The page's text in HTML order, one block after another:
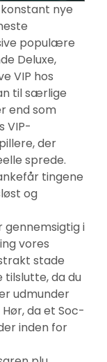
nye
populære
Deluxe,
VIP hos
til særlige
end som
VIP-
der
sprede.
tingene
og
gennemsigtig i
vores
stade
tilslutte, da du
udmunder
da et Soc-
inden for